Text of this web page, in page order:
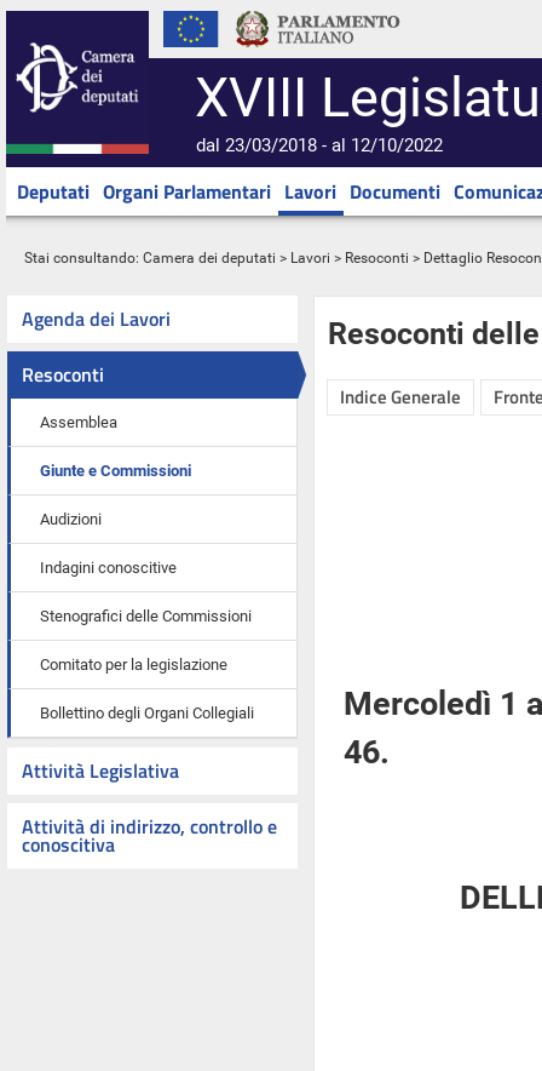
XVIII
dal 23/03/2018 - al 12/10/2022
Deputati Organi Parlamentari Lavori Documenti
Stai consultando: Camera dei deputati > Lavori > Resoconti > Dettaglio
Agenda dei Lavori
Resoconti
Assemblea
Giunte e Commissioni
Audizioni
Indagini conoscitive
Stenografici delle Commissioni
Comitato per la legislazione
Bollettino degli Organi Collegiali
Attività Legislativa
Attività di indirizzo, controllo e
conoscitiva
Resoconti
Indice Generale
Mercoledì 1
46.